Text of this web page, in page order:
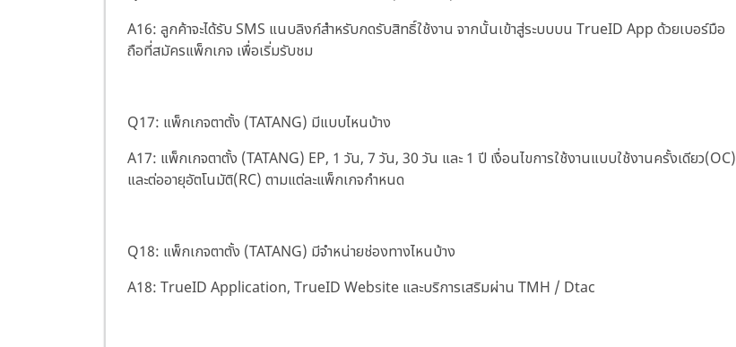
A16: ลูกค้าจะได้รับ SMS แนบลิงก์สำหรับกดรับสิทธิ์ใช้งาน จากนั้นเข้าสู่ระบบบน TrueID App ด้วยเบอร์มือ
ถือที่สมัครแพ็กเกจ เพื่อเริ่มรับชม
Q17: แพ็กเกจตาตั้ง (TATANG) มีแบบไหนบ้าง
A17: แพ็กเกจตาตั้ง (TATANG) EP, 1 วัน, 7 วัน, 30 วัน และ 1 ปี เงื่อนไขการใช้งานแบบใช้งานครั้งเดียว(OC)
และต่ออายุอัตโนมัติ(RC) ตามแต่ละแพ็กเกจกำหนด
Q18: แพ็กเกจตาตั้ง (TATANG) มีจำหน่ายช่องทางไหนบ้าง
A18: TrueID Application, TrueID Website และบริการเสริมผ่าน TMH / Dtac